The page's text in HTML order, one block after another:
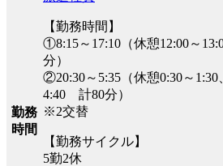
勤務
時間
【勤務時間】
①8:15～17:10（休憩12:00～
分）
②20:30～5:35（休憩0:30～1:30
4:40 計80分）
※2交替
【勤務サイクル】
5勤2休